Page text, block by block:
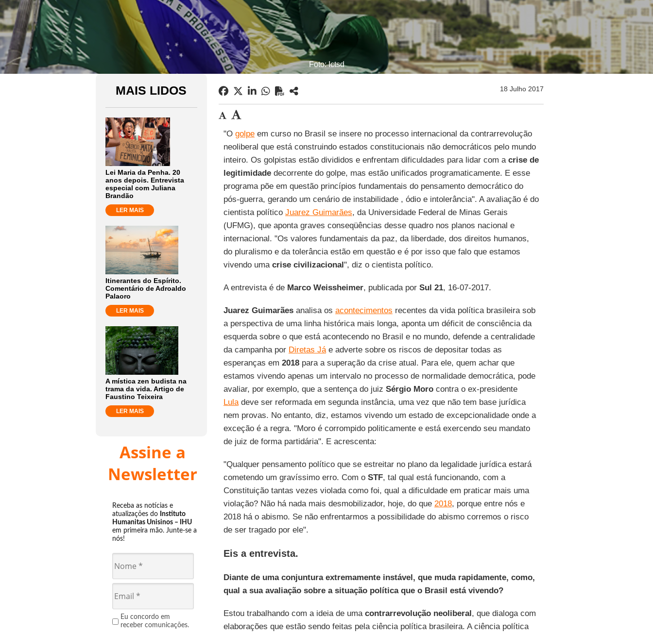
Foto: Ictsd
MAIS LIDOS
Lei Maria da Penha. 20
anos depois. Entrevista
especial com Juliana
Brandão
LER MAIS
Itinerantes do Espírito.
Comentário de Adroaldo
Palaoro
LER MAIS
A mística zen budista na
trama da vida. Artigo de
Faustino Teixeira
LER MAIS
Assine a
Newsletter
Receba as notícias e
atualizações do Instituto
Humanitas Unisinos – IHU
em primeira mão. Junte-se a
nós!
Eu concordo em
receber comunicações.
18 Julho 2017
"O golpeem curso no Brasil se insere no processo internacional da contrarrevolução
neoliberal que está construindo estados constitucionais não democráticos pelo mundo
inteiro. Os golpistas estão divididos e enfrentam dificuldades para lidar com a crise de
legitimidadedecorrente do golpe, mas estão unificados programaticamente. E esse
programa põe em questão princípios fundamentais do pensamento democrático do
pós-guerra, gerando um cenário de instabilidade , ódio e intolerância". A avaliação é do
cientista político Juarez Guimarães, da Universidade Federal de Minas Gerais
(UFMG), que aponta graves conseqüências desse quadro nos planos nacional e
internacional. "Os valores fundamentais da paz, da liberdade, dos direitos humanos,
do pluralismo e da tolerância estão em questão e é por isso que falo que estamos
vivendo uma crise civilizacional", diz o cientista político.
A entrevista é de Marco Weissheimer, publicada por Sul 21, 16-07-2017.
Juarez Guimarãesanalisa os acontecimentos recentes da vida política brasileira sob
a perspectiva de uma linha histórica mais longa, aponta um déficit de consciência da
esquerda sobre o que está acontecendo no Brasil e no mundo, defende a centralidade
da campanha por Diretas Jáe adverte sobre os riscos de depositar todas as
esperanças em 2018para a superação da crise atual. Para ele, quem achar que
estamos vivendo apenas um intervalo no processo de normalidade democrática, pode
avaliar, por exemplo, que a sentença do juiz Sérgio Morocontra o ex-presidente
Luladeve ser reformada em segunda instância, uma vez que não tem base jurídica
nem provas. No entanto, diz, estamos vivendo um estado de excepcionalidade onde a
exceção é a regra. "Moro é corrompido politicamente e está exercendo seu mandato
de juiz de forma partidária". E acrescenta:
"Qualquer pensamento político que se estreitar no plano da legalidade jurídica estará
cometendo um gravíssimo erro. Com o STF, tal qual está funcionando, com a
Constituição tantas vezes violada como foi, qual a dificuldade em praticar mais uma
violação? Não há nada mais desmobilizador, hoje, do que 2018, porque entre nós e
2018 há o abismo. Se não enfrentarmos a possibilidade do abismo corremos o risco
de ser tragado por ele".
Eis a entrevista.
Diante de uma conjuntura extremamente instável, que muda rapidamente, como,
qual a sua avaliação sobre a situação política que o Brasil está vivendo?
Estou trabalhando com a ideia de uma contrarrevolução neoliberal, que dialoga com
elaborações que estão sendo feitas pela ciência política brasileira. A ciência política